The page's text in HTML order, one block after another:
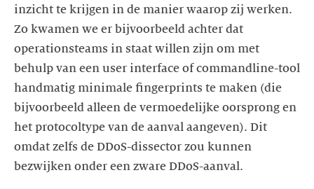
inzicht te krijgen in de manier waarop zij werken.
Zo kwamen we er bijvoorbeeld achter dat
operationsteams in staat willen zijn om met
behulp van een user interface of commandline-tool
handmatig minimale fingerprints te maken (die
bijvoorbeeld alleen de vermoedelijke oorsprong en
het protocoltype van de aanval aangeven). Dit
omdat zelfs de DDoS-dissector zou kunnen
bezwijken onder een zware DDoS-aanval.